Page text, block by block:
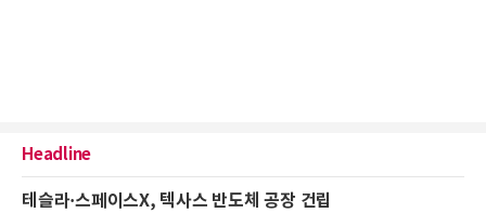
Headline
테슬라·스페이스X, 텍사스 반도체 공장 건립